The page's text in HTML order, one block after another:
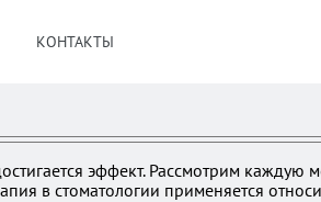
КОНТАКТЫ
эффект. Рассмотрим каждую
в стоматологии применяется